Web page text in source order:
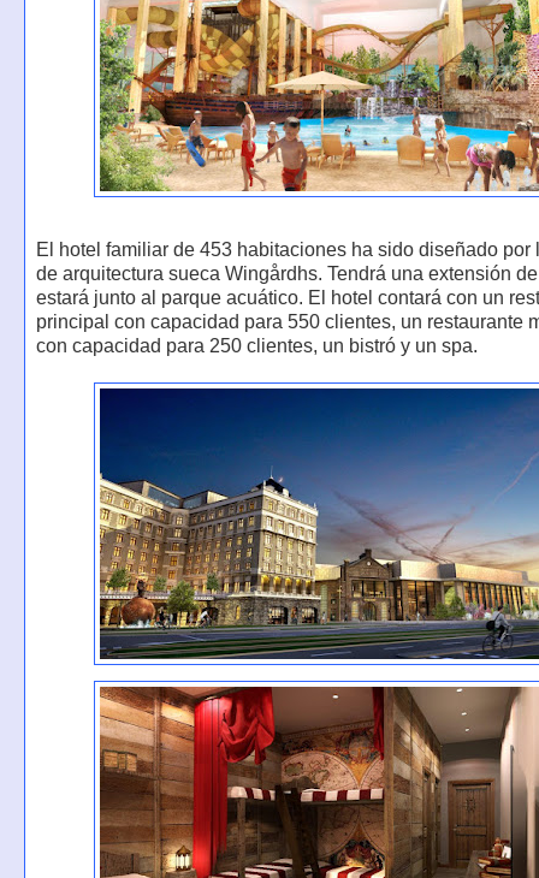
El hotel familiar de 453 habitaciones ha sido diseñado por
de arquitectura sueca Wingårdhs. Tendrá una extensión de
estará junto al parque acuático. El hotel contará con un
principal con capacidad para 550 clientes, un restaurante
con capacidad para 250 clientes, un bistró y un spa.